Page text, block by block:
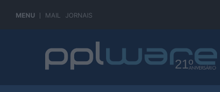
MENU MAIL JORNAIS